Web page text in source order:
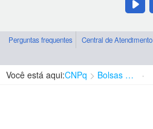
Perguntas frequentes Central de Atendimento
Você está aqui:CNPq Bolsas e Auxílios Vigentes